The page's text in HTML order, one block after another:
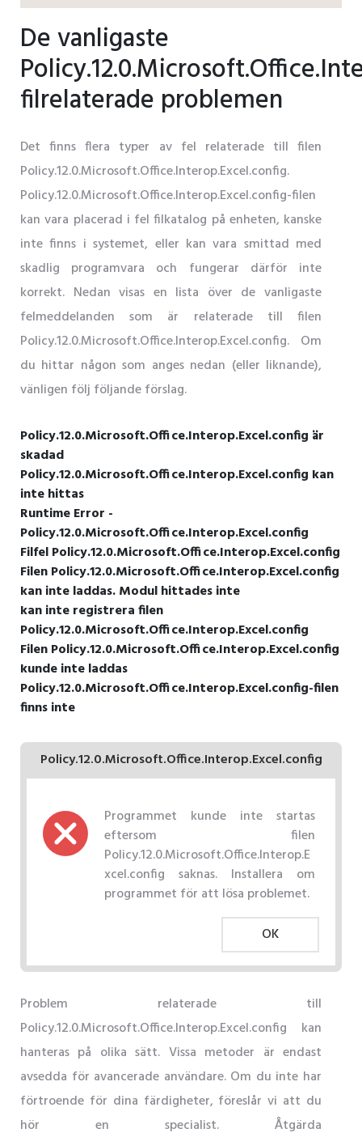
De vanligaste
filrelaterade problemen
Det finns flera typer av fel relaterade till filen
Policy.12.0.Microsoft.Office.Interop.Excel.config.
Policy.12.0.Microsoft.Office.Interop.Excel.config-filen
kan vara placerad i fel filkatalog på enheten, kanske
inte finns i systemet, eller kan vara smittad med
skadlig programvara och fungerar därför inte
korrekt. Nedan visas en lista över de vanligaste
felmeddelanden som är relaterade till filen
Policy.12.0.Microsoft.Office.Interop.Excel.config. Om
du hittar någon som anges nedan (eller liknande),
vänligen följ följande förslag.
Policy.12.0.Microsoft.Office.Interop.Excel.config är
skadad
Policy.12.0.Microsoft.Office.Interop.Excel.config kan
inte hittas
Runtime Error -
Policy.12.0.Microsoft.Office.Interop.Excel.config
Filfel Policy.12.0.Microsoft.Office.Interop.Excel.config
Filen Policy.12.0.Microsoft.Office.Interop.Excel.config
kan inte laddas. Modul hittades inte
kan inte registrera filen
Policy.12.0.Microsoft.Office.Interop.Excel.config
Filen Policy.12.0.Microsoft.Office.Interop.Excel.config
kunde inte laddas
Policy.12.0.Microsoft.Office.Interop.Excel.config-filen
finns inte
Policy.12.0.Microsoft.Office.Interop.Excel.config
Programmet kunde inte startas
eftersom filen
Policy.12.0.Microsoft.Office.Interop.E
xcel.config saknas. Installera om
programmet för att lösa problemet.
OK
Problem relaterade till
Policy.12.0.Microsoft.Office.Interop.Excel.config kan
hanteras på olika sätt. Vissa metoder är endast
avsedda för avancerade användare. Om du inte har
förtroende för dina färdigheter, föreslår vi att du
hör en specialist. Åtgärda